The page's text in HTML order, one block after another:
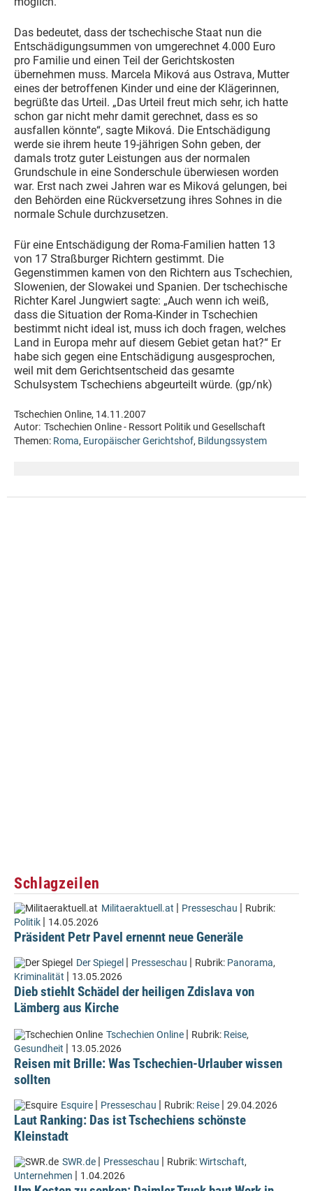
Das bedeutet, dass der tschechische Staat nun die
Entschädigungsummen von umgerechnet 4.000 Euro
pro Familie und einen Teil der Gerichtskosten
übernehmen muss. Marcela Miková aus Ostrava, Mutter
eines der betroffenen Kinder und eine der Klägerinnen,
begrüßte das Urteil. „Das Urteil freut mich sehr, ich hatte
schon gar nicht mehr damit gerechnet, dass es so
ausfallen könnte“, sagte Miková. Die Entschädigung
werde sie ihrem heute 19-jährigen Sohn geben, der
damals trotz guter Leistungen aus der normalen
Grundschule in eine Sonderschule überwiesen worden
war. Erst nach zwei Jahren war es Miková gelungen, bei
den Behörden eine Rückversetzung ihres Sohnes in die
normale Schule durchzusetzen.
Für eine Entschädigung der Roma-Familien hatten 13
von 17 Straßburger Richtern gestimmt. Die
Gegenstimmen kamen von den Richtern aus Tschechien,
Slowenien, der Slowakei und Spanien. Der tschechische
Richter Karel Jungwiert sagte: „Auch wenn ich weiß,
dass die Situation der Roma-Kinder in Tschechien
bestimmt nicht ideal ist, muss ich doch fragen, welches
Land in Europa mehr auf diesem Gebiet getan hat?“ Er
habe sich gegen eine Entschädigung ausgesprochen,
weil mit dem Gerichtsentscheid das gesamte
Schulsystem Tschechiens abgeurteilt würde. (gp/nk)
Tschechien Online, 14.11.2007
Autor: Tschechien Online - Ressort Politik und Gesellschaft
Themen: Roma, Europäischer Gerichtshof, Bildungssystem
Schlagzeilen
Militaeraktuell.at | Presseschau | Rubrik:
Politik | 14.05.2026
Präsident Petr Pavel ernennt neue Generäle
Der Spiegel | Presseschau | Rubrik: Panorama,
Kriminalität | 13.05.2026
Dieb stiehlt Schädel der heiligen Zdislava von
Lämberg aus Kirche
Tschechien Online | Rubrik: Reise,
Gesundheit | 13.05.2026
Reisen mit Brille: Was Tschechien-Urlauber wissen
sollten
Esquire | Presseschau | Rubrik: Reise | 29.04.2026
Laut Ranking: Das ist Tschechiens schönste
Kleinstadt
SWR.de | Presseschau | Rubrik:Wirtschaft,
Unternehmen | 1.04.2026